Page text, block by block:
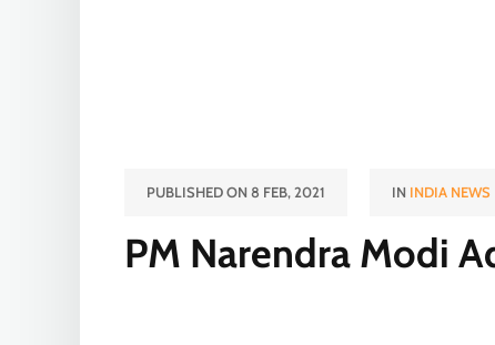
PUBLISHED ON 8 FEB, 2021 IN INDIA NEWS
PM Narendra Modi